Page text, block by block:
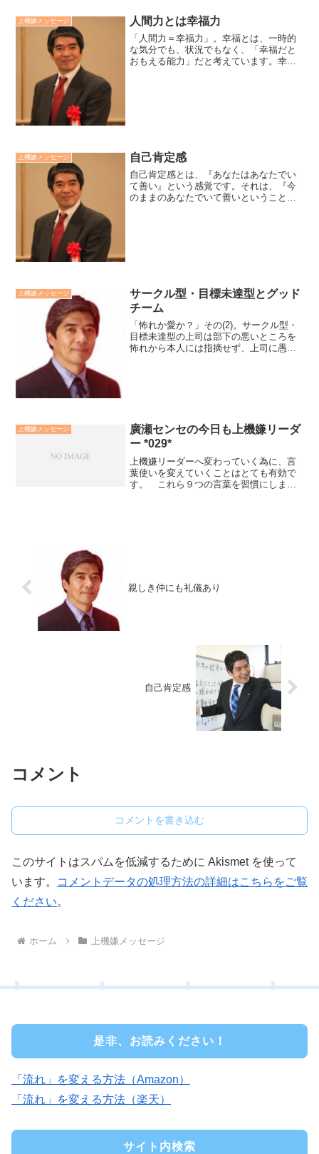
上機嫌メッセージ 人間力とは幸福力
「人間力＝幸福力」。幸福とは、一時的
な気分でも、状況でもなく、「幸福だと
おもえる能力」だと考えています。幸福
上機嫌メッセージ 自己肯定感
自己肯定感とは、『あなたはあなたでい
て善い』という感覚です。それは、『今
のままのあなたでいて善いということで
上機嫌メッセージ
サークル型・目標未達型とグッド
チーム
「怖れか愛か？」その(2)。サークル型・
目標未達型の上司は部下の悪いところを
怖れから本人には指摘せず、上司に愚痴
上機嫌メッセージ
廣瀬センセの今日も上機嫌リーダ
ー *029*
上機嫌リーダーへ変わっていく為に、言
葉使いを変えていくことはとても有効で
す。 これら９つの言葉を習慣にしまし
親しき仲にも礼儀あり
自己肯定感
コメント
コメントを書き込む
このサイトはスパムを低減するために Akismet を使って
います。
コメントデータの処理方法の詳細はこちらをご覧
ください。
ホーム 上機嫌メッセージ
是非、お読みください！
「流れ」を変える方法（Amazon）
「流れ」を変える方法（楽天）
サイト内検索